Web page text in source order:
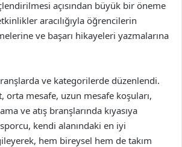
açısından büyük bir öneme
aracılığıyla öğrencilerin
ve başarı hikayeleri yazmalarına
ve kategorilerde düzenlendi.
orta mesafe, uzun mesafe koşuları,
ve atış branşlarında kıyasıya
kendi alanındaki en iyi
hem bireysel hem de takım